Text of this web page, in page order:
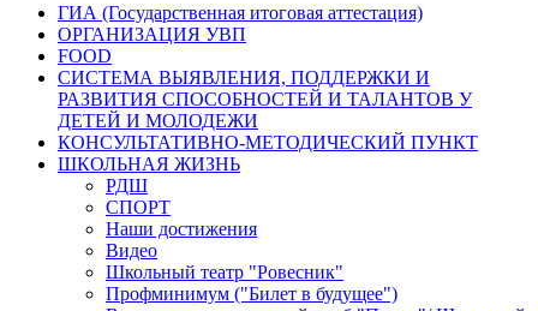
ГИА (Государственная итоговая аттестация)
ОРГАНИЗАЦИЯ УВП
FOOD
СИСТЕМА ВЫЯВЛЕНИЯ, ПОДДЕРЖКИ И
РАЗВИТИЯ СПОСОБНОСТЕЙ И ТАЛАНТОВ У
ДЕТЕЙ И МОЛОДЕЖИ
КОНСУЛЬТАТИВНО-МЕТОДИЧЕСКИЙ ПУНКТ
ШКОЛЬНАЯ ЖИЗНЬ
РДШ
СПОРТ
Наши достижения
Видео
Школьный театр "Ровесник"
Профминимум ("Билет в будущее")